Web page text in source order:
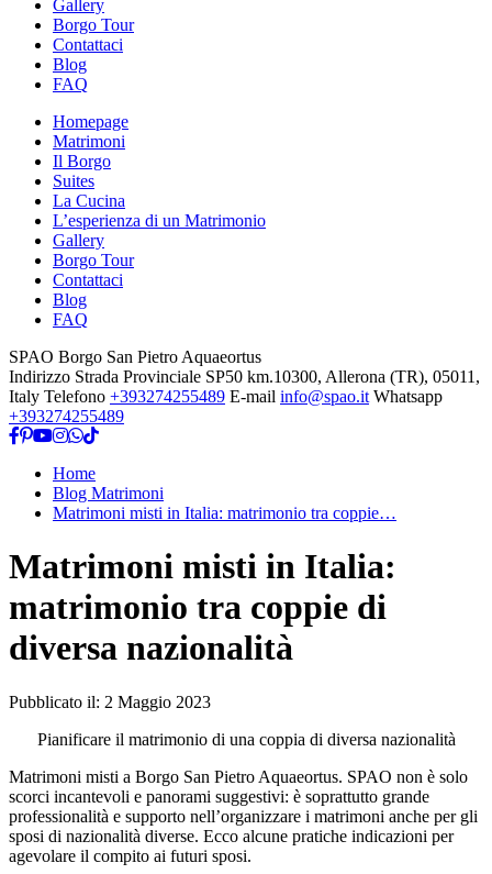
Gallery
Borgo Tour
Contattaci
Blog
FAQ
Homepage
Matrimoni
Il Borgo
Suites
La Cucina
L’esperienza di un Matrimonio
Gallery
Borgo Tour
Contattaci
Blog
FAQ
SPAO Borgo San Pietro Aquaeortus
Indirizzo Strada Provinciale SP50 km.10300, Allerona (TR), 05011,
Italy Telefono +393274255489 E-mail info@spao.it Whatsapp
+393274255489
Home
Blog Matrimoni
Matrimoni misti in Italia: matrimonio tra coppie…
Matrimoni misti in Italia:
matrimonio tra coppie di
diversa nazionalità
Pubblicato il: 2 Maggio 2023
Pianificare il matrimonio di una coppia di diversa nazionalità
Matrimoni misti a Borgo San Pietro Aquaeortus. SPAO non è solo
scorci incantevoli e panorami suggestivi: è soprattutto grande
professionalità e supporto nell’organizzare i matrimoni anche per gli
sposi di nazionalità diverse. Ecco alcune pratiche indicazioni per
agevolare il compito ai futuri sposi.